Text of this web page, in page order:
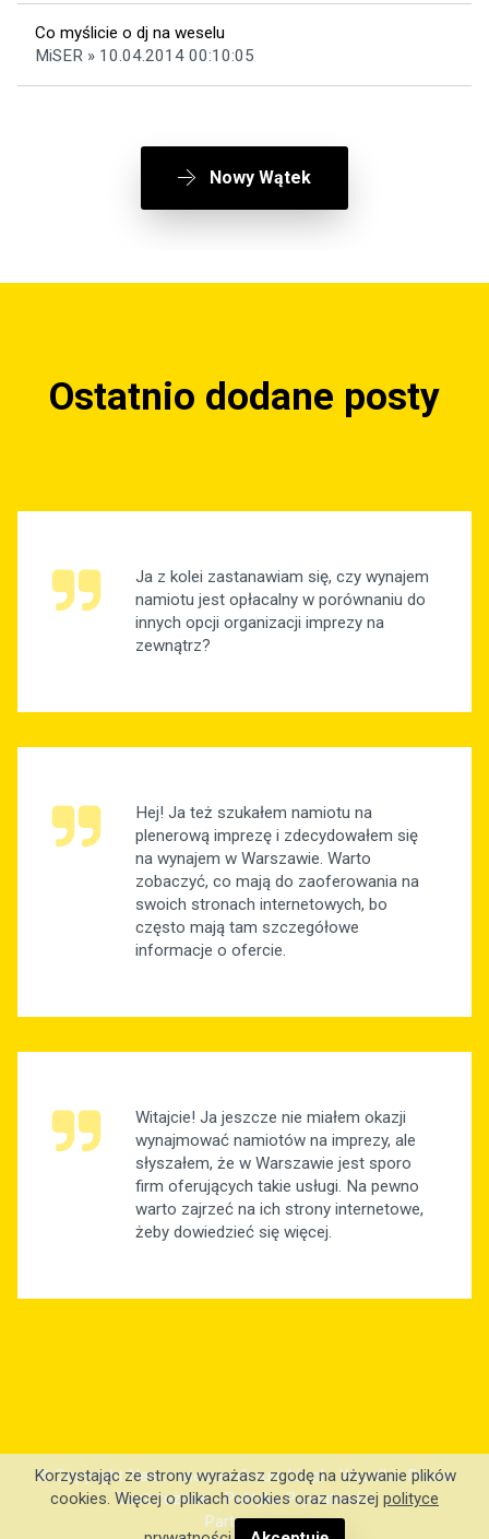
Co myślicie o dj na weselu
MiSER » 10.04.2014 00:10:05
Nowy Wątek
Ostatnio dodane posty
Ja z kolei zastanawiam się, czy wynajem
namiotu jest opłacalny w porównaniu do
innych opcji organizacji imprezy na
zewnątrz?
Hej! Ja też szukałem namiotu na
plenerową imprezę i zdecydowałem się
na wynajem w Warszawie. Warto
zobaczyć, co mają do zaoferowania na
swoich stronach internetowych, bo
często mają tam szczegółowe
informacje o ofercie.
Witajcie! Ja jeszcze nie miałem okazji
wynajmować namiotów na imprezy, ale
słyszałem, że w Warszawie jest sporo
firm oferujących takie usługi. Na pewno
warto zajrzeć na ich strony internetowe,
żeby dowiedzieć się więcej.
© Copyright Nasze.wiescinaforum.biz.pl - Wszelkie Prawa
Zastrzeżone -Polityka Prywatności
Partnerzy: .
Korzystając ze strony wyrażasz zgodę na używanie plików
cookies. Więcej o plikach cookies oraz naszej polityce